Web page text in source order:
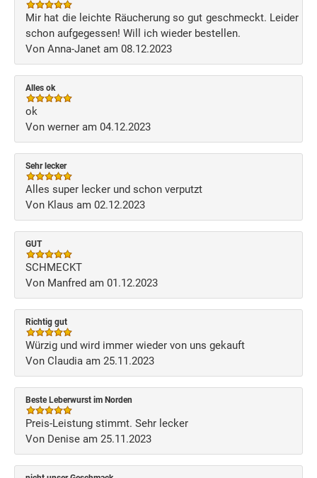
Mir hat die leichte Räucherung so gut geschmeckt. Leider
schon aufgegessen! Will ich wieder bestellen.
Von Anna-Janet am 08.12.2023
Alles ok
ok
Von werner am 04.12.2023
Sehr lecker
Alles super lecker und schon verputzt
Von Klaus am 02.12.2023
GUT
SCHMECKT
Von Manfred am 01.12.2023
Richtig gut
Würzig und wird immer wieder von uns gekauft
Von Claudia am 25.11.2023
Beste Leberwurst im Norden
Preis-Leistung stimmt. Sehr lecker
Von Denise am 25.11.2023